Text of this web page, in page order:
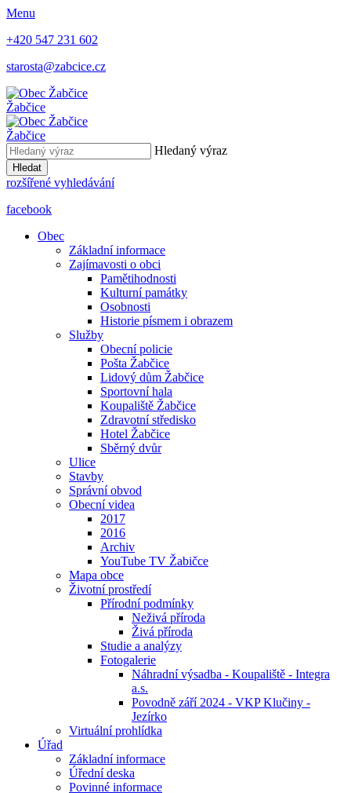
Menu
+420 547 231 602
starosta@zabcice.cz
Žabčice
Žabčice
Hledaný výraz
Hledat
rozšířené vyhledávání
facebook
Obec
Základní informace
Zajímavosti o obci
Pamětihodnosti
Kulturní památky
Osobnosti
Historie písmem i obrazem
Služby
Obecní policie
Pošta Žabčice
Lidový dům Žabčice
Sportovní hala
Koupaliště Žabčice
Zdravotní středisko
Hotel Žabčice
Sběrný dvůr
Ulice
Stavby
Správní obvod
Obecní videa
2017
2016
Archiv
YouTube TV Žabičce
Mapa obce
Životní prostředí
Přírodní podmínky
Neživá příroda
Živá příroda
Studie a analýzy
Fotogalerie
Náhradní výsadba - Koupaliště - Integra
a.s.
Povodně září 2024 - VKP Klučiny -
Jezírko
Virtuální prohlídka
Úřad
Základní informace
Úřední deska
Povinné informace